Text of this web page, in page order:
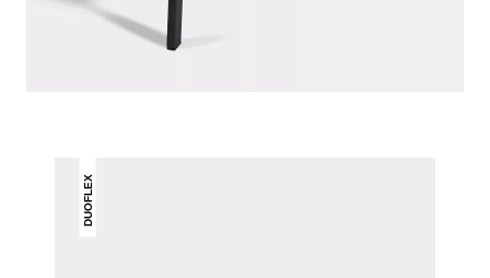
DAS KÖNNTE DIR AUCH
DUOFLEX